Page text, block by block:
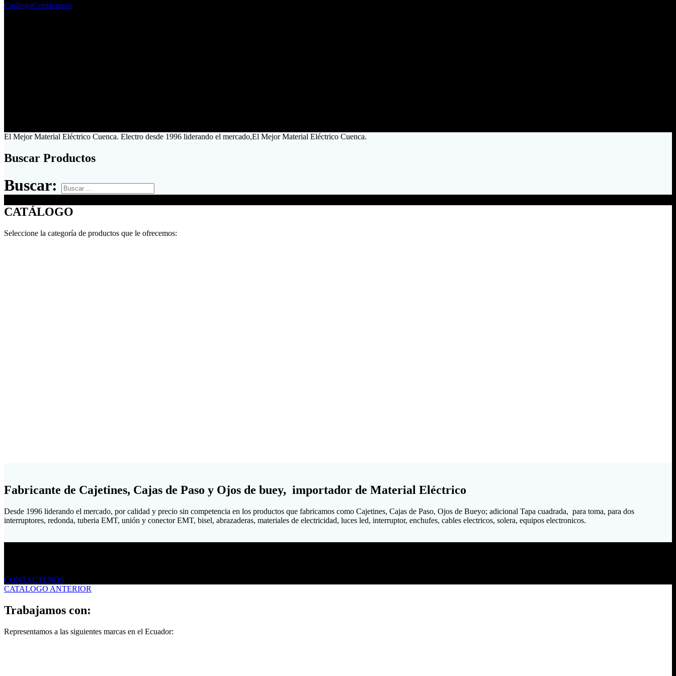
CatálogoContáctanos
El Mejor Material Eléctrico Cuenca. Electro desde 1996 liderando el mercado,El Mejor Material Eléctrico Cuenca.
Buscar Productos
Buscar:
CATÁLOGO
Seleccione la categoría de productos que le ofrecemos:
Fabricante de Cajetines, Cajas de Paso y Ojos de buey, importador de Material Eléctrico
Desde 1996 liderando el mercado, por calidad y precio sin competencia en los productos que fabricamos como Cajetines, Cajas de Paso, Ojos de Bueyo; adicional Tapa cuadrada, para toma, para dos
interruptores, redonda, tuberia EMT, unión y conector EMT, bisel, abrazaderas, materiales de electricidad, luces led, interruptor, enchufes, cables electricos, solera, equipos electronicos.
CONTACTENOS
CATALOGO ANTERIOR
Trabajamos con:
Representamos a las siguientes marcas en el Ecuador: